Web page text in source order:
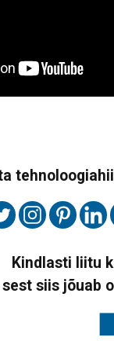
Kindlasti liitu
sest siis jõuab